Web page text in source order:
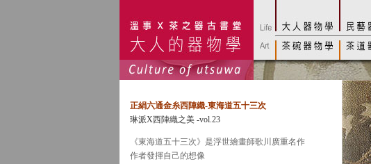
正絹六通金糸西陣織-東海道五十三次
琳派X西陣織之美 -vol.23
《東海道五十三次》是浮世繪畫師歌川廣重名作
作者發揮自己的想像